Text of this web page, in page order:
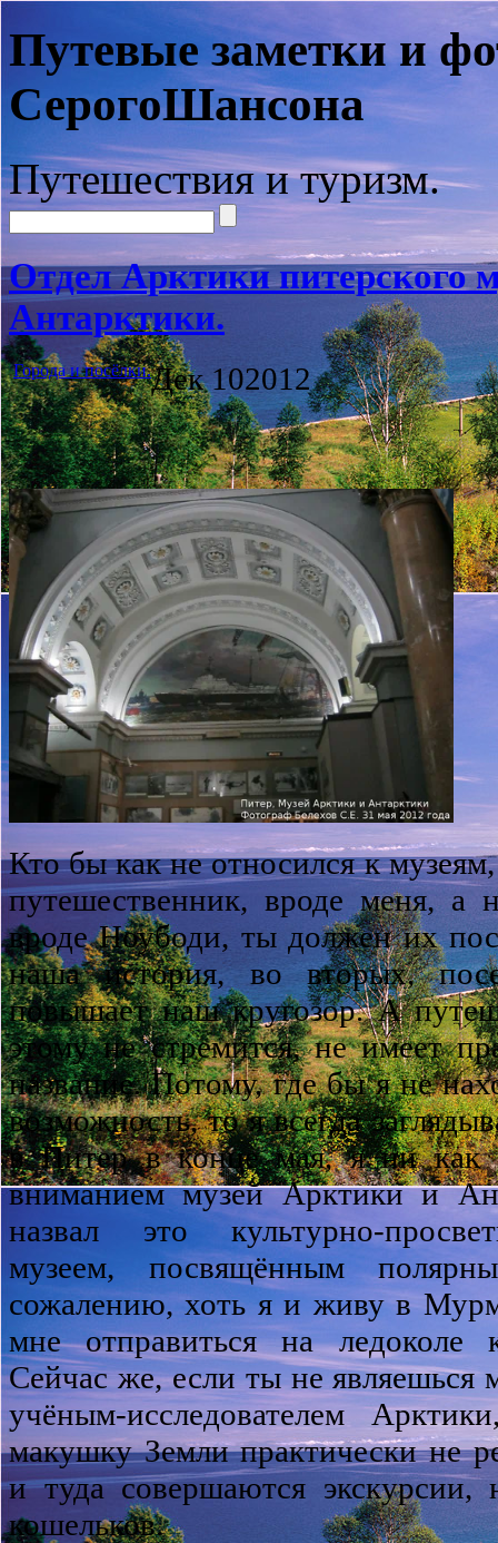
Путевые заметки и
СерогоШансона
Путешествия и туризм.
Отдел Арктики питерского
Антарктики.
Города и посёлки.Дек 102012
Кто бы как не относился к
путешественник, вроде меня, а
вроде Ноубоди, ты должен их
наша история, во вторых,
повышает наш кругозор. А
этому не стремится, не имеет
название. Потому, где бы я не
возможность, то я всегда
в Питер в конце мая, я ни как
вниманием музей Арктики и
назвал это культурно-
музеем, посвящённым
сожалению, хоть я и живу в
мне отправиться на ледоколе
Сейчас же, если ты не являешься
учёным-исследователем
макушку Земли практически не
и туда совершаются
кошельков.